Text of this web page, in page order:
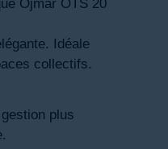
Ojmar OTS 20
Idéale
collectifs.
plus